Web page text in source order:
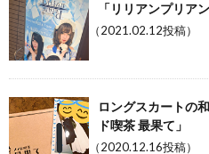
「リリアンプリアン
（2021.02.12投稿）
ロングスカートの
ド喫茶 最果て」
（2020.12.16投稿）